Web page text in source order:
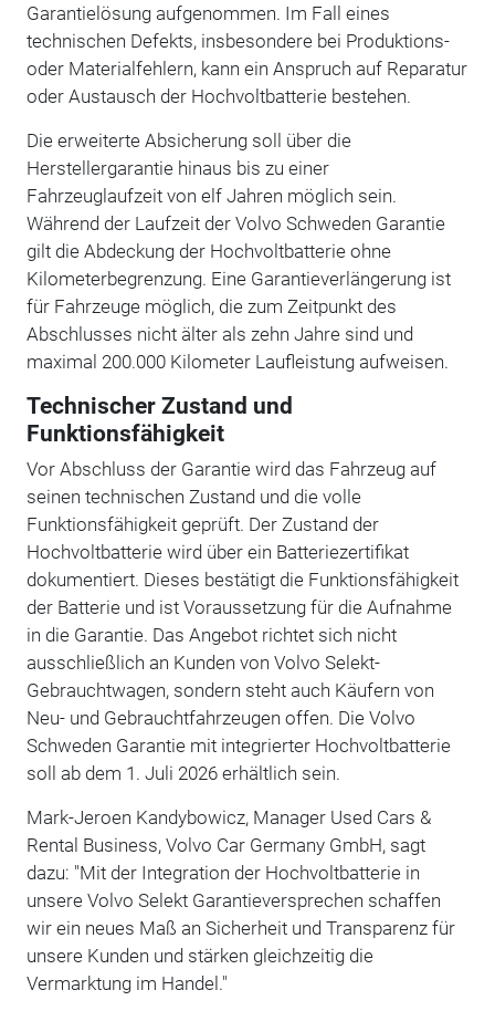
Garantielösung aufgenommen. Im Fall eines
technischen Defekts, insbesondere bei Produktions-
oder Materialfehlern, kann ein Anspruch auf Reparatur
oder Austausch der Hochvoltbatterie bestehen.
Die erweiterte Absicherung soll über die
Herstellergarantie hinaus bis zu einer
Fahrzeuglaufzeit von elf Jahren möglich sein.
Während der Laufzeit der Volvo Schweden Garantie
gilt die Abdeckung der Hochvoltbatterie ohne
Kilometerbegrenzung. Eine Garantieverlängerung ist
für Fahrzeuge möglich, die zum Zeitpunkt des
Abschlusses nicht älter als zehn Jahre sind und
maximal 200.000 Kilometer Laufleistung aufweisen.
Technischer Zustand und
Funktionsfähigkeit
Vor Abschluss der Garantie wird das Fahrzeug auf
seinen technischen Zustand und die volle
Funktionsfähigkeit geprüft. Der Zustand der
Hochvoltbatterie wird über ein Batteriezertifikat
dokumentiert. Dieses bestätigt die Funktionsfähigkeit
der Batterie und ist Voraussetzung für die Aufnahme
in die Garantie. Das Angebot richtet sich nicht
ausschließlich an Kunden von Volvo Selekt-
Gebrauchtwagen, sondern steht auch Käufern von
Neu- und Gebrauchtfahrzeugen offen. Die Volvo
Schweden Garantie mit integrierter Hochvoltbatterie
soll ab dem 1. Juli 2026 erhältlich sein.
Mark-Jeroen Kandybowicz, Manager Used Cars &
Rental Business, Volvo Car Germany GmbH, sagt
dazu: "Mit der Integration der Hochvoltbatterie in
unsere Volvo Selekt Garantieversprechen schaffen
wir ein neues Maß an Sicherheit und Transparenz für
unsere Kunden und stärken gleichzeitig die
Vermarktung im Handel."